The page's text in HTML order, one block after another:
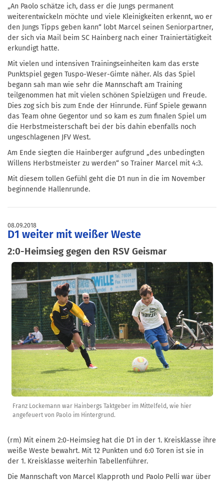
„An Paolo schätze ich, dass er die Jungs permanent
weiterentwickeln möchte und viele Kleinigkeiten erkennt, wo er
den Jungs Tipps geben kann“ lobt Marcel seinen Seniorpartner,
der sich via Mail beim SC Hainberg nach einer Trainiertätigkeit
erkundigt hatte.
Mit vielen und intensiven Trainingseinheiten kam das erste
Punktspiel gegen Tuspo-Weser-Gimte näher. Als das Spiel
begann sah man wie sehr die Mannschaft am Training
teilgenommen hat mit vielen schönen Spielzügen und Freude.
Dies zog sich bis zum Ende der Hinrunde. Fünf Spiele gewann
das Team ohne Gegentor und so kam es zum finalen Spiel um
die Herbstmeisterschaft bei der bis dahin ebenfalls noch
ungeschlagenen JFV West.
Am Ende siegten die Hainberger aufgrund „des unbedingten
Willens Herbstmeister zu werden“ so Trainer Marcel mit 4:3.
Mit diesem tollen Gefühl geht die D1 nun in die im November
beginnende Hallenrunde.
08.09.2018
D1 weiter mit weißer Weste
2:0-Heimsieg gegen den RSV Geismar
Franz Lockemann war Hainbergs Taktgeber im Mittelfeld, wie hier
angefeuert von Paolo im Hintergrund.
(rm) Mit einem 2:0-Heimsieg hat die D1 in der 1. Kreisklasse ihre
weiße Weste bewahrt. Mit 12 Punkten und 6:0 Toren ist sie in
der 1. Kreisklasse weiterhin Tabellenführer.
Die Mannschaft von Marcel Klapproth und Paolo Pelli war über